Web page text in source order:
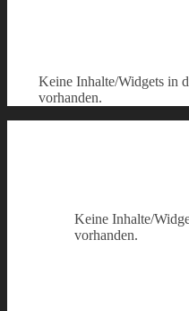
Keine Inhalte/Widgets in
vorhanden.
Keine Inhalte/
vorhanden.